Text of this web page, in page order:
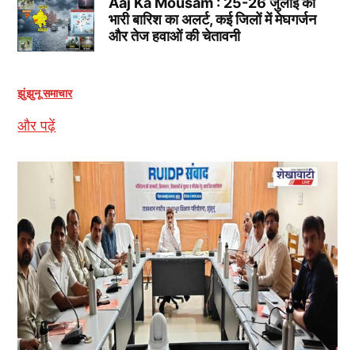
भारी बारिश का अलर्ट, कई जिलों में मेघगर्जन
और तेज हवाओं की चेतावनी
झुंझुनू समाचार
और पढ़ें